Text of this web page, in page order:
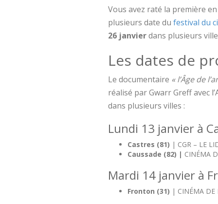
Vous avez raté la première
plusieurs date du festival du
26 janvierdans plusieurs
Les dates de
Le documentaire « l’Âge de
réalisé par Gwarr Greff avec
dans plusieurs villes :
Lundi 13 janvier à
Castres (81) | CGR – LE
Caussade (82) | CINÉMA
Mardi 14 janvier à
Fronton (31) | CINÉMA